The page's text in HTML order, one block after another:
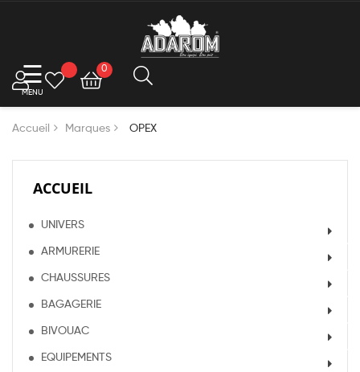
0
Basculer
la
navigation
☰
Accueil Marques OPEX
ACCUEIL
UNIVERS
ARMURERIE
CHAUSSURES
BAGAGERIE
BIVOUAC
EQUIPEMENTS